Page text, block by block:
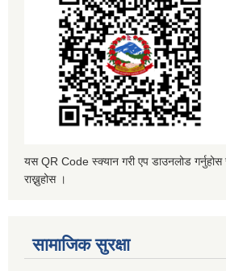
यस QR Code स्क्यान गरी एप डाउनलोड
राख्नुहोस ।
सामाजिक सुरक्षा